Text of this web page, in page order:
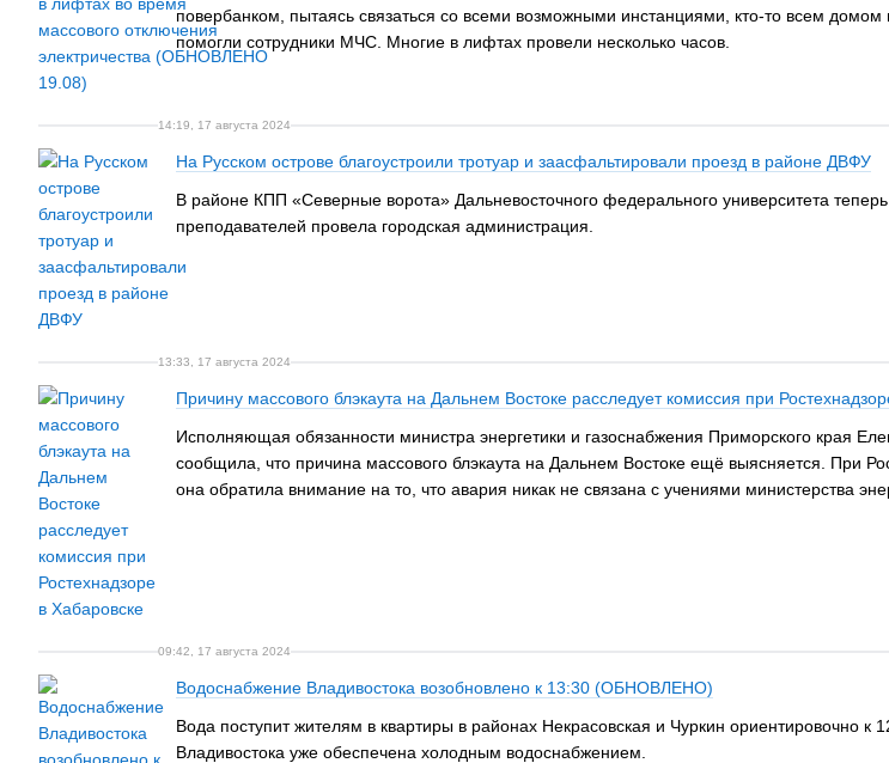
повербанком, пытаясь связаться со всеми возможными инстанциями, кто-то всем
помогли сотрудники МЧС. Многие в лифтах провели несколько часов.
14:19, 17 августа 2024
На Русском острове благоустроили тротуар и заасфальтировали проезд в районе ДВФУ
В районе КПП «Северные ворота» Дальневосточного федерального университета
преподавателей провела городская администрация.
13:33, 17 августа 2024
Причину массового блэкаута на Дальнем Востоке расследует комиссия при
Исполняющая обязанности министра энергетики и газоснабжения Приморского края
сообщила, что причина массового блэкаута на Дальнем Востоке ещё выясняется. При
она обратила внимание на то, что авария никак не связана с учениями министерства
09:42, 17 августа 2024
Водоснабжение Владивостока возобновлено к 13:30 (ОБНОВЛЕНО)
Вода поступит жителям в квартиры в районах Некрасовская и Чуркин ориентировочно
Владивостока уже обеспечена холодным водоснабжением.